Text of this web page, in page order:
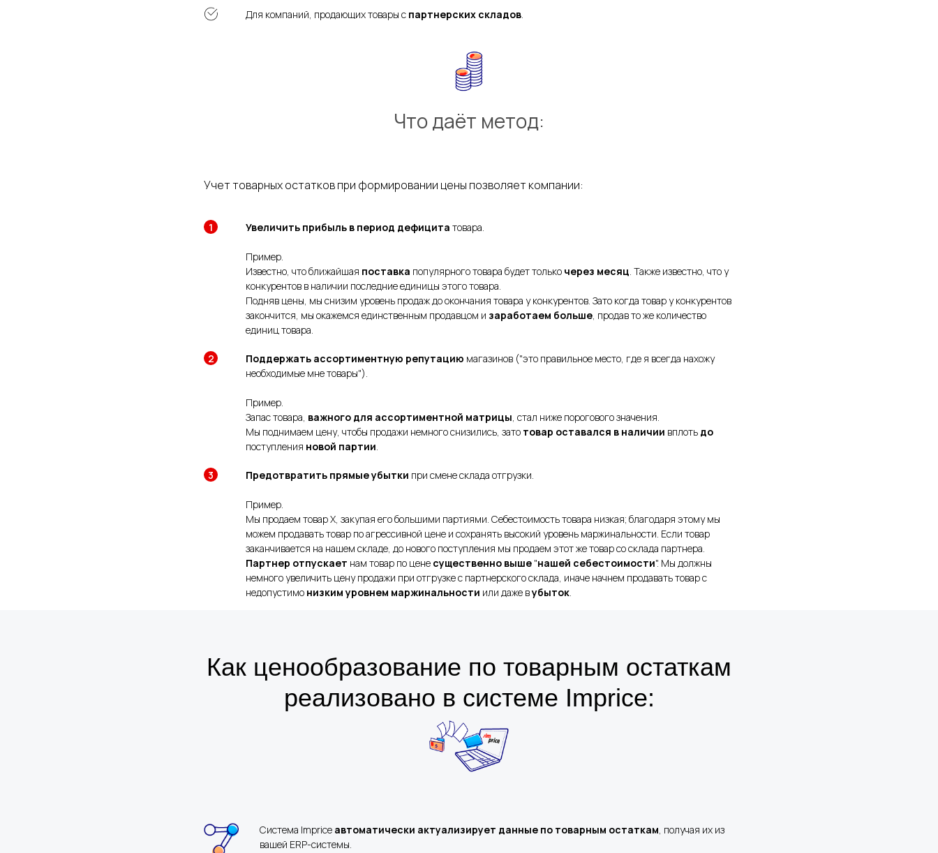
Для компаний, продающих товары с партнерских складов.
Что даёт метод:
Учет товарных остатков при формировании цены позволяет компании:
Увеличить прибыль в период дефицита товара.
Пример.
Известно, что ближайшая поставка популярного товара будет только через месяц. Также известно, что у
конкурентов в наличии последние единицы этого товара.
Подняв цены, мы снизим уровень продаж до окончания товара у конкурентов. Зато когда товар у конкурентов
закончится, мы окажемся единственным продавцом и заработаем больше, продав то же количество
единиц товара.
Поддержать ассортиментную репутацию магазинов ("это правильное место, где я всегда нахожу
необходимые мне товары").
Пример.
Запас товара, важного для ассортиментной матрицы, стал ниже порогового значения.
Мы поднимаем цену, чтобы продажи немного снизились, зато товар оставался в наличии вплоть до
поступления новой партии.
Предотвратить прямые убытки при смене склада отгрузки.
Пример.
Мы продаем товар X, закупая его большими партиями. Себестоимость товара низкая; благодаря этому мы
можем продавать товар по агрессивной цене и сохранять высокий уровень маржинальности. Если товар
заканчивается на нашем складе, до нового поступления мы продаем этот же товар со склада партнера.
Партнер отпускает нам товар по цене существенно выше "нашей себестоимости". Мы должны
немного увеличить цену продажи при отгрузке с партнерского склада, иначе начнем продавать товар с
недопустимо низким уровнем маржинальности или даже вубыток.
Как ценообразование по товарным остаткам
реализовано в системе Imprice:
Система Imprice автоматически актуализирует данные по товарным остаткам, получая их из
вашей ERP-системы.